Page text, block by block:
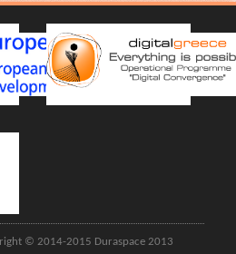
© 2014-2015 Duraspace 2013